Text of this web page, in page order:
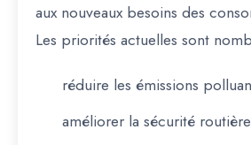
aux nouveaux besoins des
Les priorités actuelles sont
réduire les émissions
améliorer la sécurité